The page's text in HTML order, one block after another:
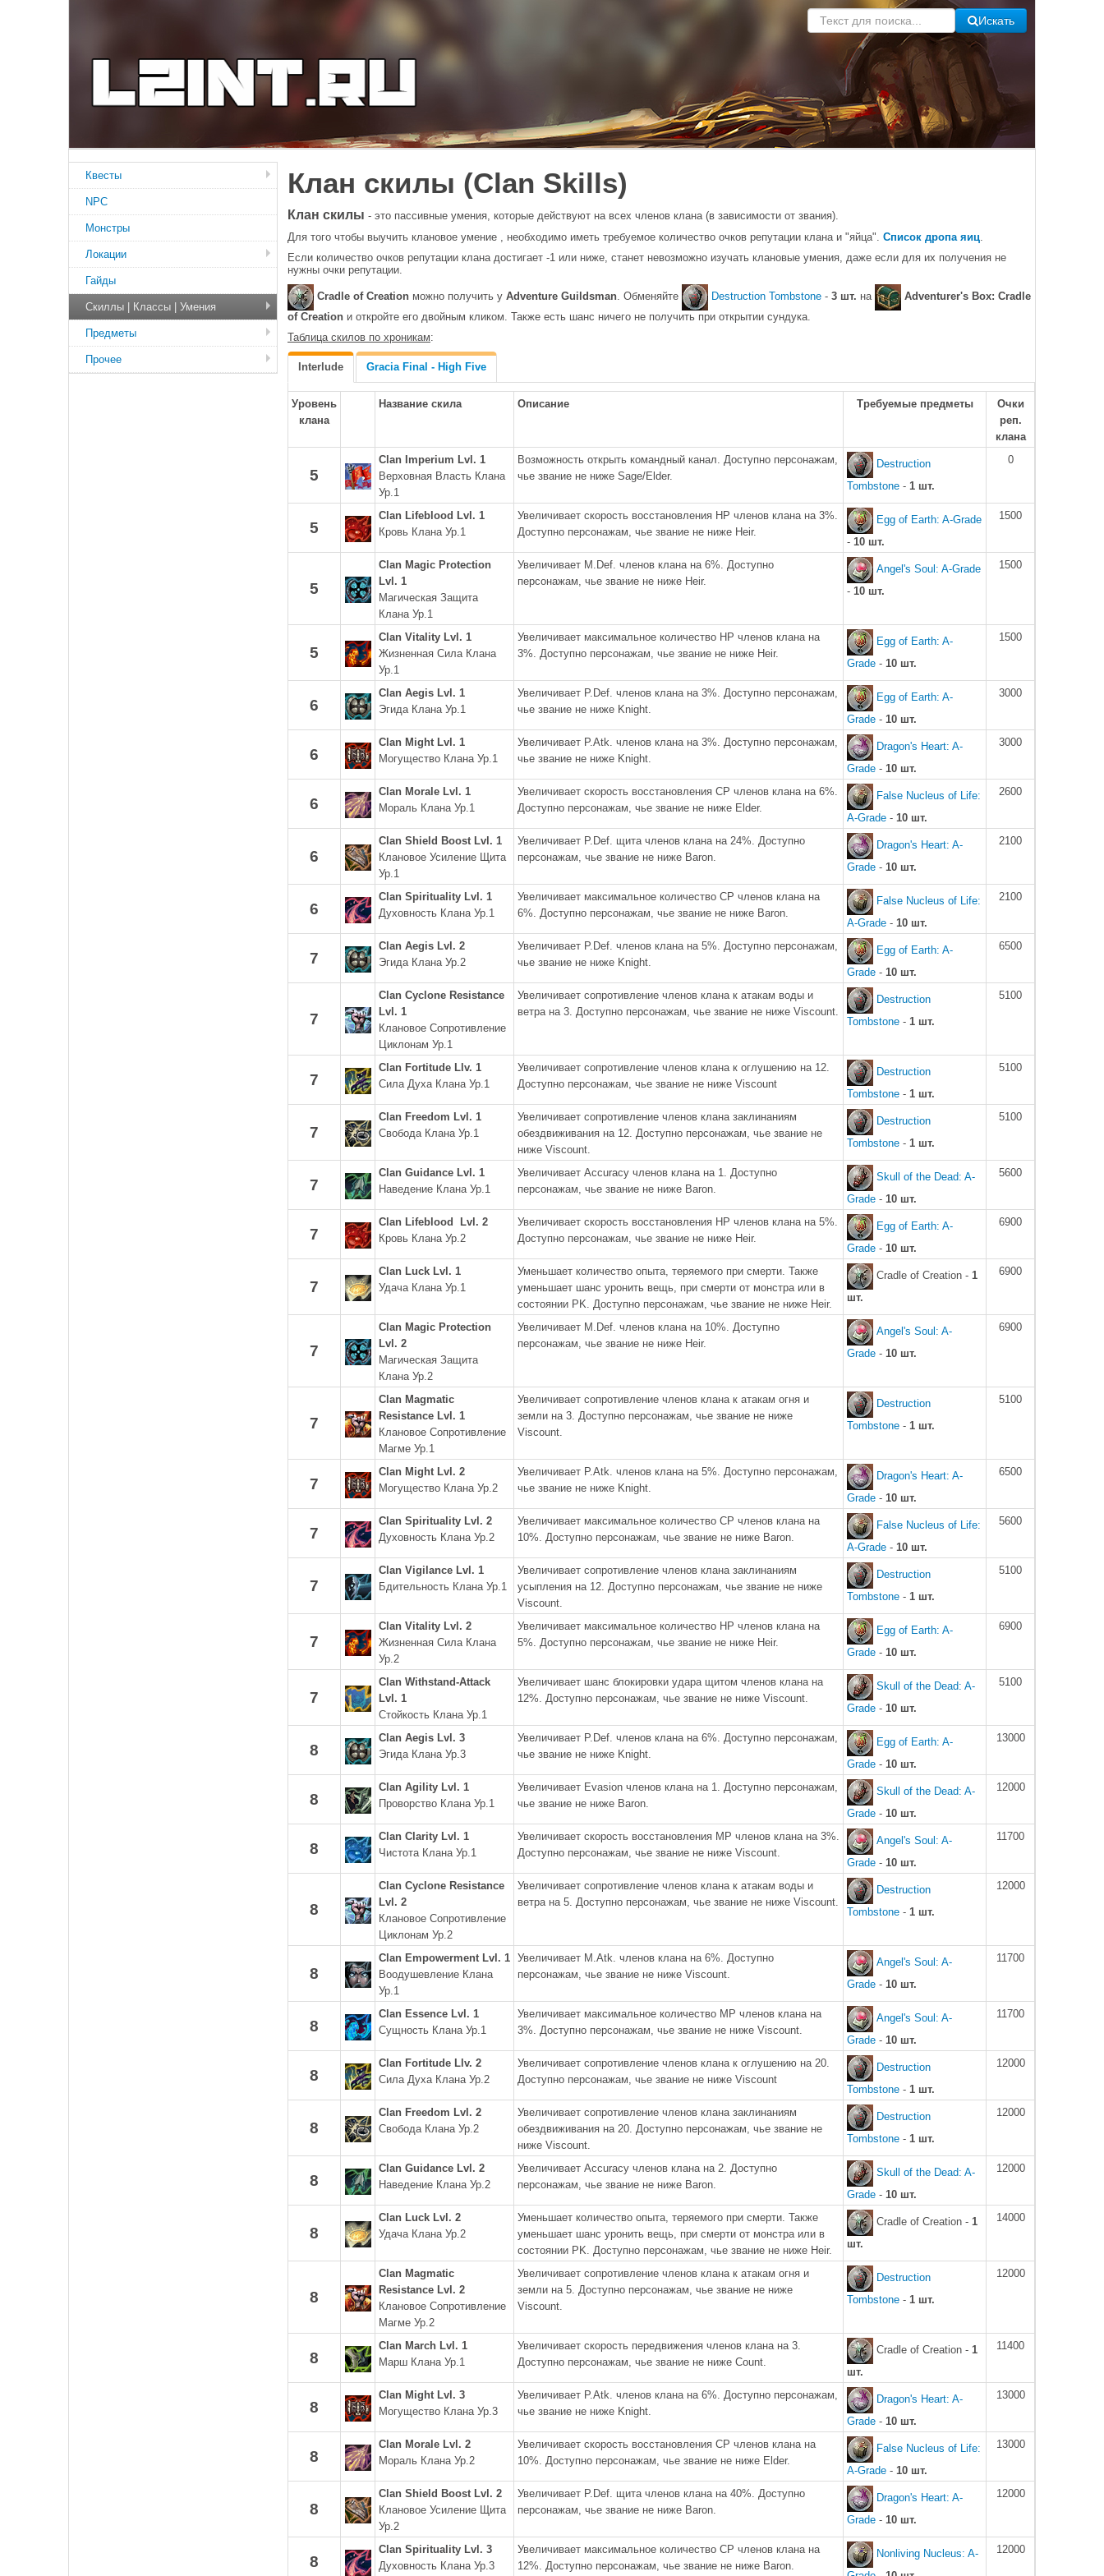
Искать
Клан скилы (Clan Skills)
Клан скилы - это пассивные умения, которые действуют на всех членов клана (в зависимости от звания).
Для того чтобы выучить клановое умение , необходимо иметь требуемое количество очков репутации клана и "яйца". Список дропа яиц.
Если количество очков репутации клана достигает -1 или ниже, станет невозможно изучать клановые умения, даже если для их получения не
нужны очки репутации.
Cradle of Creation можно получить у Adventure Guildsman. Обменяйте Destruction Tombstone - 3 шт. на
Adventurer's Box: Cradle
of Creation и откройте его двойным кликом. Также есть шанс ничего не получить при открытии сундука.
Таблица скилов по хроникам:
Interlude Gracia Final - High Five
Уровень
клана
Название скила Описание Требуемые предметы
Очки
реп.
клана
5
Clan Imperium Lvl. 1
Верховная Власть Клана
Ур.1
Возможность открыть командный канал. Доступно персонажам,
чье звание не ниже Sage/Elder.
Destruction
Tombstone - 1 шт.
0
5
Clan Lifeblood Lvl. 1
Кровь Клана Ур.1
Увеличивает скорость восстановления HP членов клана на 3%.
Доступно персонажам, чье звание не ниже Heir.
Egg of Earth: A-Grade
- 10 шт.
1500
5
Clan Magic Protection
Lvl. 1
Магическая Защита
Клана Ур.1
Увеличивает M.Def. членов клана на 6%. Доступно
персонажам, чье звание не ниже Heir.
Angel's Soul: A-Grade
- 10 шт.
1500
5
Clan Vitality Lvl. 1
Жизненная Сила Клана
Ур.1
Увеличивает максимальное количество HP членов клана на
3%. Доступно персонажам, чье звание не ниже Heir.
Egg of Earth: A-
Grade - 10 шт.
1500
6
Clan Aegis Lvl. 1
Эгида Клана Ур.1
Увеличивает P.Def. членов клана на 3%. Доступно персонажам,
чье звание не ниже Knight.
Egg of Earth: A-
Grade - 10 шт.
3000
6
Clan Might Lvl. 1
Могущество Клана Ур.1
Увеличивает P.Atk. членов клана на 3%. Доступно персонажам,
чье звание не ниже Knight.
Dragon's Heart: A-
Grade - 10 шт.
3000
6
Clan Morale Lvl. 1
Мораль Клана Ур.1
Увеличивает скорость восстановления CP членов клана на 6%.
Доступно персонажам, чье звание не ниже Elder.
False Nucleus of Life:
A-Grade - 10 шт.
2600
6
Clan Shield Boost Lvl. 1
Клановое Усиление Щита
Ур.1
Увеличивает P.Def. щита членов клана на 24%. Доступно
персонажам, чье звание не ниже Baron.
Dragon's Heart: A-
Grade - 10 шт.
2100
6
Clan Spirituality Lvl. 1
Духовность Клана Ур.1
Увеличивает максимальное количество CP членов клана на
6%. Доступно персонажам, чье звание не ниже Baron.
False Nucleus of Life:
A-Grade - 10 шт.
2100
7
Clan Aegis Lvl. 2
Эгида Клана Ур.2
Увеличивает P.Def. членов клана на 5%. Доступно персонажам,
чье звание не ниже Knight.
Egg of Earth: A-
Grade - 10 шт.
6500
7
Clan Cyclone Resistance
Lvl. 1
Клановое Сопротивление
Циклонам Ур.1
Увеличивает сопротивление членов клана к атакам воды и
ветра на 3. Доступно персонажам, чье звание не ниже Viscount.
Destruction
Tombstone - 1 шт.
5100
7
Clan Fortitude Llv. 1
Сила Духа Клана Ур.1
Увеличивает сопротивление членов клана к оглушению на 12.
Доступно персонажам, чье звание не ниже Viscount
Destruction
Tombstone - 1 шт.
5100
7
Clan Freedom Lvl. 1
Свобода Клана Ур.1
Увеличивает сопротивление членов клана заклинаниям
обездвиживания на 12. Доступно персонажам, чье звание не
ниже Viscount.
Destruction
Tombstone - 1 шт.
5100
7
Clan Guidance Lvl. 1
Наведение Клана Ур.1
Увеличивает Accuracy членов клана на 1. Доступно
персонажам, чье звание не ниже Baron.
Skull of the Dead: A-
Grade - 10 шт.
5600
7
Clan Lifeblood Lvl. 2
Кровь Клана Ур.2
Увеличивает скорость восстановления HP членов клана на 5%.
Доступно персонажам, чье звание не ниже Heir.
Egg of Earth: A-
Grade - 10 шт.
6900
7
Clan Luck Lvl. 1
Удача Клана Ур.1
Уменьшает количество опыта, теряемого при смерти. Также
уменьшает шанс уронить вещь, при смерти от монстра или в
состоянии PK. Доступно персонажам, чье звание не ниже Heir.
Cradle of Creation - 1
шт.
6900
7
Clan Magic Protection
Lvl. 2
Магическая Защита
Клана Ур.2
Увеличивает M.Def. членов клана на 10%. Доступно
персонажам, чье звание не ниже Heir.
Angel's Soul: A-
Grade - 10 шт.
6900
7
Clan Magmatic
Resistance Lvl. 1
Клановое Сопротивление
Магме Ур.1
Увеличивает сопротивление членов клана к атакам огня и
земли на 3. Доступно персонажам, чье звание не ниже
Viscount.
Destruction
Tombstone - 1 шт.
5100
7
Clan Might Lvl. 2
Могущество Клана Ур.2
Увеличивает P.Atk. членов клана на 5%. Доступно персонажам,
чье звание не ниже Knight.
Dragon's Heart: A-
Grade - 10 шт.
6500
7
Clan Spirituality Lvl. 2
Духовность Клана Ур.2
Увеличивает максимальное количество CP членов клана на
10%. Доступно персонажам, чье звание не ниже Baron.
False Nucleus of Life:
A-Grade - 10 шт.
5600
7
Clan Vigilance Lvl. 1
Бдительность Клана Ур.1
Увеличивает сопротивление членов клана заклинаниям
усыпления на 12. Доступно персонажам, чье звание не ниже
Viscount.
Destruction
Tombstone - 1 шт.
5100
7
Clan Vitality Lvl. 2
Жизненная Сила Клана
Ур.2
Увеличивает максимальное количество HP членов клана на
5%. Доступно персонажам, чье звание не ниже Heir.
Egg of Earth: A-
Grade - 10 шт.
6900
7
Clan Withstand-Attack
Lvl. 1
Стойкость Клана Ур.1
Увеличивает шанс блокировки удара щитом членов клана на
12%. Доступно персонажам, чье звание не ниже Viscount.
Skull of the Dead: A-
Grade - 10 шт.
5100
8
Clan Aegis Lvl. 3
Эгида Клана Ур.3
Увеличивает P.Def. членов клана на 6%. Доступно персонажам,
чье звание не ниже Knight.
Egg of Earth: A-
Grade - 10 шт.
13000
8
Clan Agility Lvl. 1
Проворство Клана Ур.1
Увеличивает Evasion членов клана на 1. Доступно персонажам,
чье звание не ниже Baron.
Skull of the Dead: A-
Grade - 10 шт.
12000
8
Clan Clarity Lvl. 1
Чистота Клана Ур.1
Увеличивает скорость восстановления MP членов клана на 3%.
Доступно персонажам, чье звание не ниже Viscount.
Angel's Soul: A-
Grade - 10 шт.
11700
8
Clan Cyclone Resistance
Lvl. 2
Клановое Сопротивление
Циклонам Ур.2
Увеличивает сопротивление членов клана к атакам воды и
ветра на 5. Доступно персонажам, чье звание не ниже Viscount.
Destruction
Tombstone - 1 шт.
12000
8
Clan Empowerment Lvl. 1
Воодушевление Клана
Ур.1
Увеличивает M.Atk. членов клана на 6%. Доступно
персонажам, чье звание не ниже Viscount.
Angel's Soul: A-
Grade - 10 шт.
11700
8
Clan Essence Lvl. 1
Сущность Клана Ур.1
Увеличивает максимальное количество MP членов клана на
3%. Доступно персонажам, чье звание не ниже Viscount.
Angel's Soul: A-
Grade - 10 шт.
11700
8
Clan Fortitude Llv. 2
Сила Духа Клана Ур.2
Увеличивает сопротивление членов клана к оглушению на 20.
Доступно персонажам, чье звание не ниже Viscount
Destruction
Tombstone - 1 шт.
12000
8
Clan Freedom Lvl. 2
Свобода Клана Ур.2
Увеличивает сопротивление членов клана заклинаниям
обездвиживания на 20. Доступно персонажам, чье звание не
ниже Viscount.
Destruction
Tombstone - 1 шт.
12000
8
Clan Guidance Lvl. 2
Наведение Клана Ур.2
Увеличивает Accuracy членов клана на 2. Доступно
персонажам, чье звание не ниже Baron.
Skull of the Dead: A-
Grade - 10 шт.
12000
8
Clan Luck Lvl. 2
Удача Клана Ур.2
Уменьшает количество опыта, теряемого при смерти. Также
уменьшает шанс уронить вещь, при смерти от монстра или в
состоянии PK. Доступно персонажам, чье звание не ниже Heir.
Cradle of Creation - 1
шт.
14000
8
Clan Magmatic
Resistance Lvl. 2
Клановое Сопротивление
Магме Ур.2
Увеличивает сопротивление членов клана к атакам огня и
земли на 5. Доступно персонажам, чье звание не ниже
Viscount.
Destruction
Tombstone - 1 шт.
12000
8
Clan March Lvl. 1
Марш Клана Ур.1
Увеличивает скорость передвижения членов клана на 3.
Доступно персонажам, чье звание не ниже Count.
Cradle of Creation - 1
шт.
11400
8
Clan Might Lvl. 3
Могущество Клана Ур.3
Увеличивает P.Atk. членов клана на 6%. Доступно персонажам,
чье звание не ниже Knight.
Dragon's Heart: A-
Grade - 10 шт.
13000
8
Clan Morale Lvl. 2
Мораль Клана Ур.2
Увеличивает скорость восстановления CP членов клана на
10%. Доступно персонажам, чье звание не ниже Elder.
False Nucleus of Life:
A-Grade - 10 шт.
13000
8
Clan Shield Boost Lvl. 2
Клановое Усиление Щита
Ур.2
Увеличивает P.Def. щита членов клана на 40%. Доступно
персонажам, чье звание не ниже Baron.
Dragon's Heart: A-
Grade - 10 шт.
12000
8
Clan Spirituality Lvl. 3
Духовность Клана Ур.3
Увеличивает максимальное количество CP членов клана на
12%. Доступно персонажам, чье звание не ниже Baron.
Nonliving Nucleus: A-
12000
Квесты
NPC
Монстры
Локации
Гайды
Скиллы | Классы | Умения
Предметы
Прочее